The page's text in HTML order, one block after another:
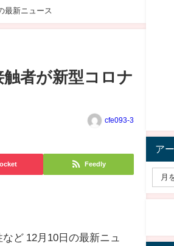
最新ニュース
者が新型コロナ
cfe093-3
Feedly
ど 12月10日の最新ニュ
ア